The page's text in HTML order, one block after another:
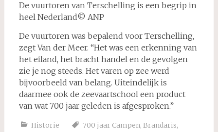
De vuurtoren van Terschelling is een begrip in
heel Nederland© ANP
De vuurtoren was bepalend voor Terschelling,
zegt Van der Meer. “Het was een erkenning van
het eiland, het bracht handel en de gevolgen
zie je nog steeds. Het varen op zee werd
bijvoorbeeld van belang. Uiteindelijk is
daarmee ook de zeevaartschool een product
van wat 700 jaar geleden is afgesproken.”
Historie 700 jaar Campen, Brandaris,